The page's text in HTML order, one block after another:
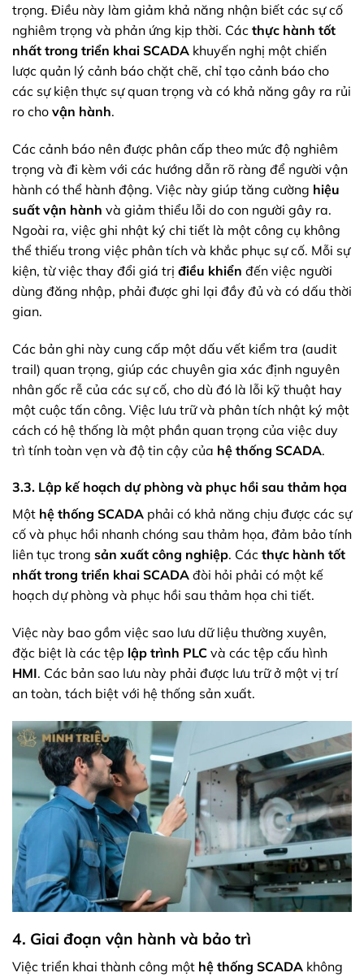
trọng. Điều này làm giảm khả năng nhận biết các sự cố
nghiêm trọng và phản ứng kịp thời. Các thực hành tốt
nhất trong triển khai SCADA khuyến nghị một chiến
lược quản lý cảnh báo chặt chẽ, chỉ tạo cảnh báo cho
các sự kiện thực sự quan trọng và có khả năng gây ra rủi
ro cho vận hành.
Các cảnh báo nên được phân cấp theo mức độ nghiêm
trọng và đi kèm với các hướng dẫn rõ ràng để người vận
hành có thể hành động. Việc này giúp tăng cường hiệu
suất vận hành và giảm thiểu lỗi do con người gây ra.
Ngoài ra, việc ghi nhật ký chi tiết là một công cụ không
thể thiếu trong việc phân tích và khắc phục sự cố. Mỗi sự
kiện, từ việc thay đổi giá trị điều khiển đến việc người
dùng đăng nhập, phải được ghi lại đầy đủ và có dấu thời
gian.
Các bản ghi này cung cấp một dấu vết kiểm tra (audit
trail) quan trọng, giúp các chuyên gia xác định nguyên
nhân gốc rễ của các sự cố, cho dù đó là lỗi kỹ thuật hay
một cuộc tấn công. Việc lưu trữ và phân tích nhật ký một
cách có hệ thống là một phần quan trọng của việc duy
trì tính toàn vẹn và độ tin cậy của hệ thống SCADA.
3.3. Lập kế hoạch dự phòng và phục hồi sau thảm họa
Một hệ thống SCADA phải có khả năng chịu được các sự
cố và phục hồi nhanh chóng sau thảm họa, đảm bảo tính
liên tục trong sản xuất công nghiệp. Các thực hành tốt
nhất trong triển khai SCADA đòi hỏi phải có một kế
hoạch dự phòng và phục hồi sau thảm họa chi tiết.
Việc này bao gồm việc sao lưu dữ liệu thường xuyên,
đặc biệt là các tệp lập trình PLC và các tệp cấu hình
HMI. Các bản sao lưu này phải được lưu trữ ở một vị trí
an toàn, tách biệt với hệ thống sản xuất.
4. Giai đoạn vận hành và bảo trì
Việc triển khai thành công một hệ thống SCADA không